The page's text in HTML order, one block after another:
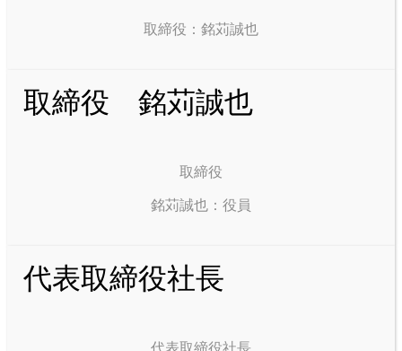
取締役：銘苅誠也
取締役 銘苅誠也
取締役
銘苅誠也：役員
代表取締役社長
代表取締役社長